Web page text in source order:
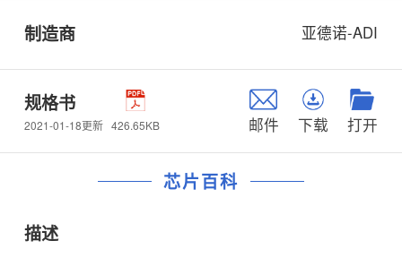
制造商 亚德诺-ADI
规格书
2021-01-18更新 426.65KB 邮件 下载 打开
芯片百科
描述